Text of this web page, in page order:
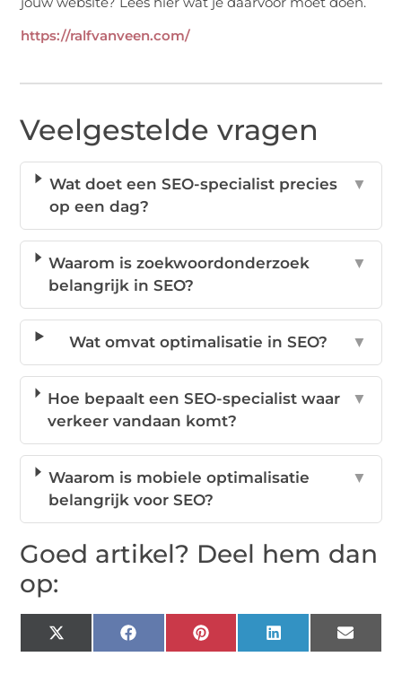
https://ralfvanveen.com/
Veelgestelde vragen
Wat doet een SEO-specialist precies
op een dag?
▼
Waarom is zoekwoordonderzoek
belangrijk in SEO?
▼
Wat omvat optimalisatie in SEO? ▼
Hoe bepaalt een SEO-specialist waar
verkeer vandaan komt?
▼
Waarom is mobiele optimalisatie
belangrijk voor SEO?
▼
Goed artikel? Deel hem dan
op:
X
(Twitter)
FacebookPinterestLinkedIn Email